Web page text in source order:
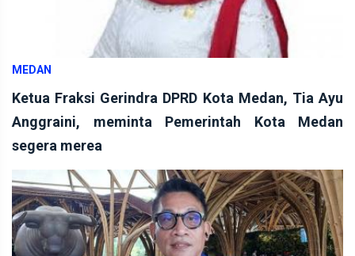
MEDAN
Ketua Fraksi Gerindra DPRD Kota Medan, Tia Ayu
Anggraini, meminta Pemerintah Kota Medan
segera merea